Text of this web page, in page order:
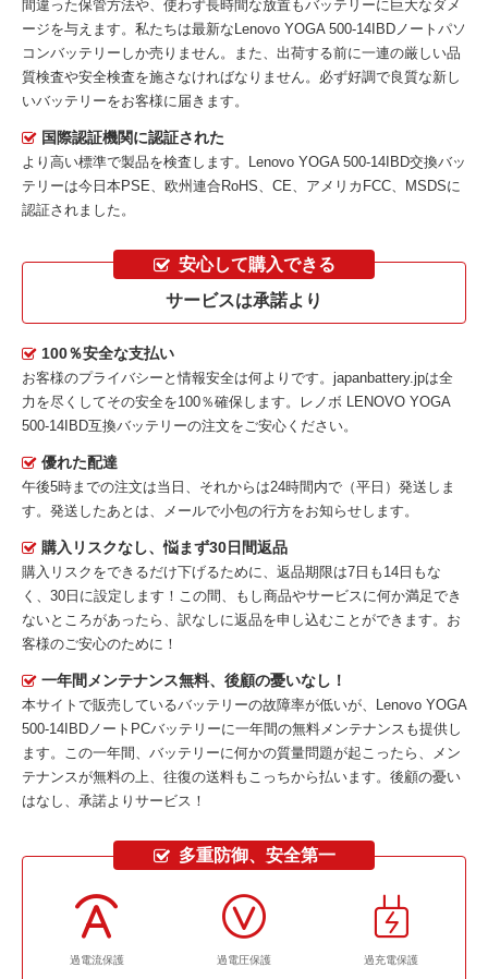
間違った保管方法や、使わず長時間な放置もバッテリーに巨大なダメ
ージを与えます。私たちは最新な Lenovo YOGA 500-14IBDノートパソ
コンバッテリー しか売りません。また、出荷する前に一連の厳しい品
質検査や安全検査を施さなければなりません。必ず好調で良質な新し
いバッテリーをお客様に届きます。
国際認証機関に認証された
より高い標準で製品を検査します。Lenovo YOGA 500-14IBD交換バッ
テリーは今日本PSE、欧州連合RoHS、CE、アメリカFCC、MSDSに
認証されました。
安心して購入できる
サービスは承諾より
100％安全な支払い
お客様のプライバシーと情報安全は何よりです。japanbattery.jpは全
力を尽くしてその安全を100％確保します。
レノボ LENOVO YOGA
500-14IBD互換バッテリーの注文をご安心ください。
優れた配達
午後5時までの注文は当日、それからは24時間内で（平日）発送しま
す。発送したあとは、メールで小包の行方をお知らせします。
購入リスクなし、悩まず30日間返品
購入リスクをできるだけ下げるために、返品期限は7日も14日もな
く、30日に設定します！この間、もし商品やサービスに何か満足でき
ないところがあったら、訳なしに返品を申し込むことができます。お
客様のご安心のために！
一年間メンテナンス無料、後顧の憂いなし！
本サイトで販売しているバッテリーの故障率が低いが、
Lenovo YOGA
500-14IBDノートPCバッテリーに一年間の無料メンテナンスも提供し
ます。この一年間、バッテリーに何かの質量問題が起こったら、メン
テナンスが無料の上、往復の送料もこっちから払います。後顧の憂い
はなし、承諾よりサービス！
多重防御、安全第一
過電流保護 過電圧保護 過充電保護